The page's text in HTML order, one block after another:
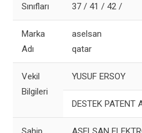
Sınıfları
37 / 41 / 42 /
Marka
Adı
aselsan
qatar
Vekil
Bilgileri
YUSUF ERSOY
DESTEK PATENT